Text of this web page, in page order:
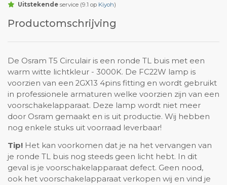
Uitstekendeservice (9.1 op Kiyoh)
Productomschrijving
De Osram T5 Circulair is een ronde TL buis met een
warm witte lichtkleur - 3000K. De FC22W lamp is
voorzien van een 2GX13 4pins fitting en wordt gebruikt
in professionele armaturen welke voorzien zijn van een
voorschakelapparaat. Deze lamp wordt niet meer
door Osram gemaakt en is uit productie. Wij hebben
nog enkele stuks uit voorraad leverbaar!
Tip! Het kan voorkomen dat je na het vervangen van
je ronde TL buis nog steeds geen licht hebt. In dit
geval is je voorschakelapparaat defect. Geen nood,
ook het voorschakelapparaat verkopen wij en vind je